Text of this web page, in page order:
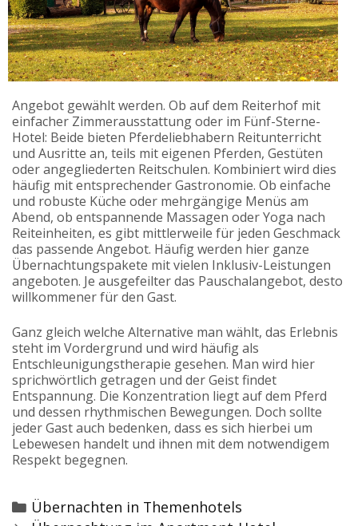
Angebot gewählt werden. Ob auf dem Reiterhof mit
einfacher Zimmerausstattung oder im Fünf-Sterne-
Hotel: Beide bieten Pferdeliebhabern Reitunterricht
und Ausritte an, teils mit eigenen Pferden, Gestüten
oder angegliederten Reitschulen. Kombiniert wird dies
häufig mit entsprechender Gastronomie. Ob einfache
und robuste Küche oder mehrgängige Menüs am
Abend, ob entspannende Massagen oder Yoga nach
Reiteinheiten, es gibt mittlerweile für jeden Geschmack
das passende Angebot. Häufig werden hier ganze
Übernachtungspakete mit vielen Inklusiv-Leistungen
angeboten. Je ausgefeilter das Pauschalangebot, desto
willkommener für den Gast.
Ganz gleich welche Alternative man wählt, das Erlebnis
steht im Vordergrund und wird häufig als
Entschleunigungstherapie gesehen. Man wird hier
sprichwörtlich getragen und der Geist findet
Entspannung. Die Konzentration liegt auf dem Pferd
und dessen rhythmischen Bewegungen. Doch sollte
jeder Gast auch bedenken, dass es sich hierbei um
Lebewesen handelt und ihnen mit dem notwendigem
Respekt begegnen.
Categories
Übernachten in Themenhotels